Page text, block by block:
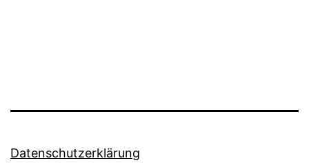
Datenschutzerklärung